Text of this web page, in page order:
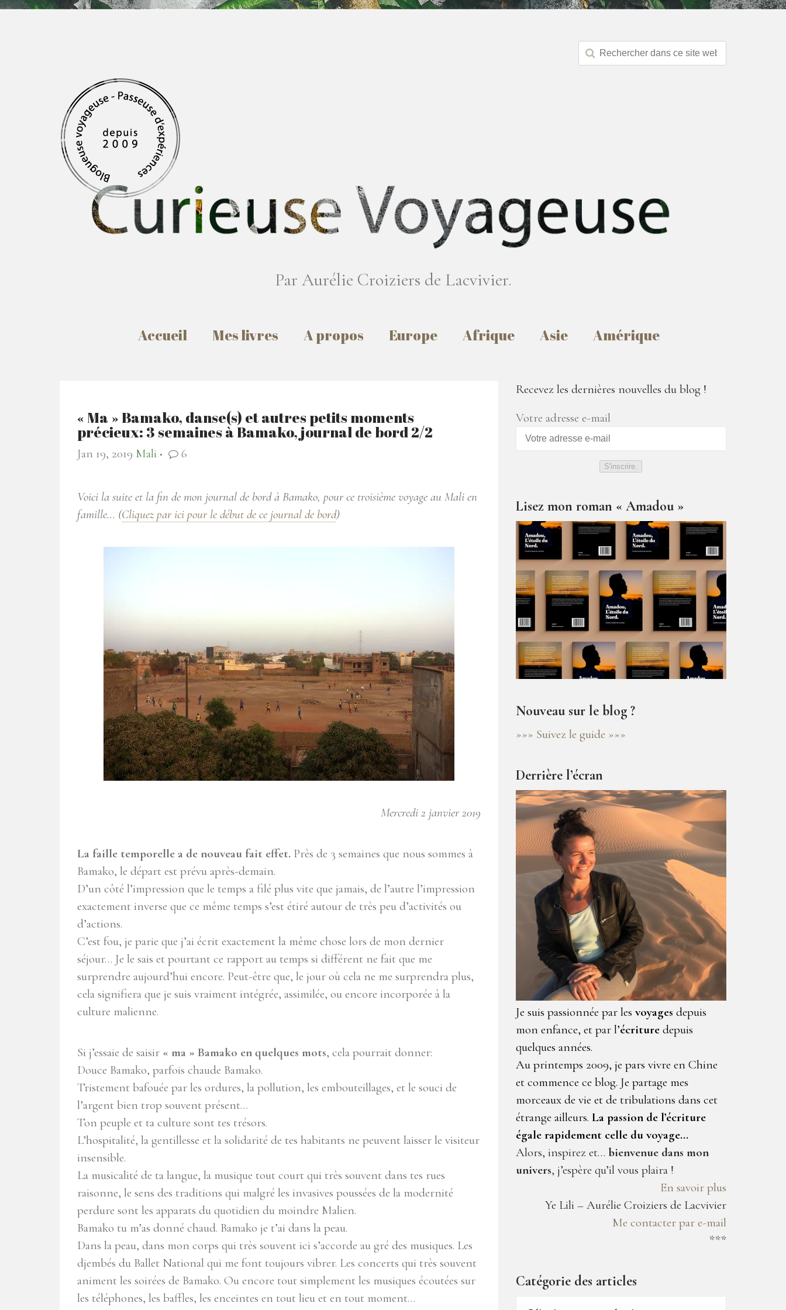
Par Aurélie Croiziers de Lacvivier.
Accueil Mes livres A propos Europe Afrique Asie Amérique
« Ma » Bamako, danse(s) et autres petits moments
précieux: 3 semaines à Bamako, journal de bord 2/2
Jan 19, 2019 Mali ● 6
Voici la suite et la fin de mon journal de bord à Bamako, pour ce troisième voyage au Mali en
famille… (Cliquez par ici pour le début de ce journal de bord)
Mercredi 2 janvier 2019
La faille temporelle a de nouveau fait effet. Près de 3 semaines que nous sommes à
Bamako, le départ est prévu après-demain.
D’un côté l’impression que le temps a filé plus vite que jamais, de l’autre l’impression
exactement inverse que ce même temps s’est étiré autour de très peu d’activités ou
d’actions.
C’est fou, je parie que j’ai écrit exactement la même chose lors de mon dernier
séjour… Je le sais et pourtant ce rapport au temps si différent ne fait que me
surprendre aujourd’hui encore. Peut-être que, le jour où cela ne me surprendra plus,
cela signifiera que je suis vraiment intégrée, assimilée, ou encore incorporée à la
culture malienne.
Si j’essaie de saisir « ma » Bamako en quelques mots, cela pourrait donner:
Douce Bamako, parfois chaude Bamako.
Tristement bafouée par les ordures, la pollution, les embouteillages, et le souci de
l’argent bien trop souvent présent…
Ton peuple et ta culture sont tes trésors.
L’hospitalité, la gentillesse et la solidarité de tes habitants ne peuvent laisser le visiteur
insensible.
La musicalité de ta langue, la musique tout court qui très souvent dans tes rues
raisonne, le sens des traditions qui malgré les invasives poussées de la modernité
perdure sont les apparats du quotidien du moindre Malien.
Bamako tu m’as donné chaud. Bamako je t’ai dans la peau.
Dans la peau, dans mon corps qui très souvent ici s’accorde au gré des musiques. Les
djembés du Ballet National qui me font toujours vibrer. Les concerts qui très souvent
animent les soirées de Bamako. Ou encore tout simplement les musiques écoutées sur
les téléphones, les baffles, les enceintes en tout lieu et en tout moment…
Recevez les dernières nouvelles du blog !
Votre adresse e-mail
S'inscrire.
Lisez mon roman « Amadou »
Nouveau sur le blog ?
»»» Suivez le guide »»»
Derrière l’écran
Je suis passionnée par les voyages depuis
mon enfance, et par l’écriture depuis
quelques années.
Au printemps 2009, je pars vivre en Chine
et commence ce blog. Je partage mes
morceaux de vie et de tribulations dans cet
étrange ailleurs. La passion de l’écriture
égale rapidement celle du voyage…
Alors, inspirez et… bienvenue dans mon
univers, j’espère qu’il vous plaira !
En savoir plus
Ye Lili – Aurélie Croiziers de Lacvivier
Me contacter par e-mail
***
Catégorie des articles